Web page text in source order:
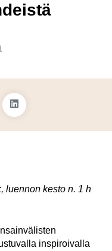
luennon kesto n. 1 h
inspiroivalla